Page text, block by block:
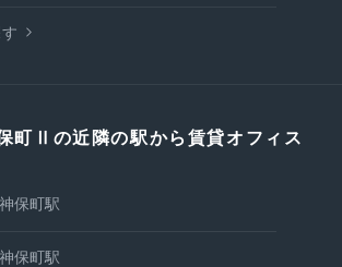
町Ⅱの近隣の駅から賃貸オフィス
保町駅
保町駅